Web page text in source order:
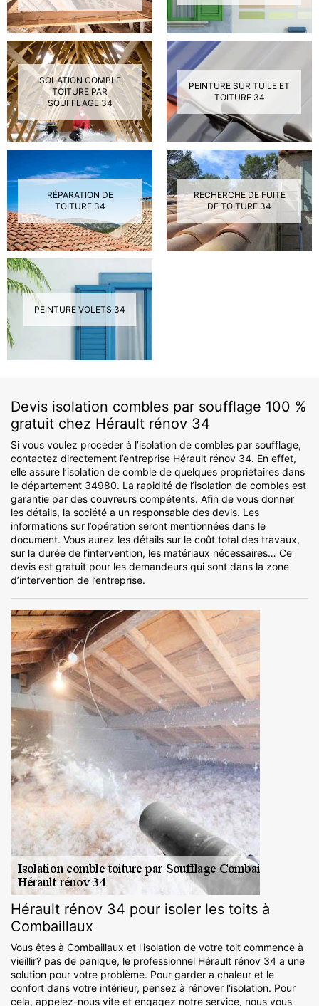
ISOLATION COMBLE,
TOITURE PAR
SOUFFLAGE 34
PEINTURE SUR TUILE ET
TOITURE 34
RÉPARATION DE
TOITURE 34
RECHERCHE DE FUITE
DE TOITURE 34
PEINTURE VOLETS 34
Devis isolation combles par soufflage 100 %
gratuit chez Hérault rénov 34
Si vous voulez procéder à l’isolation de combles par soufflage,
contactez directement l’entreprise Hérault rénov 34. En effet,
elle assure l’isolation de comble de quelques propriétaires dans
le département 34980. La rapidité de l’isolation de combles est
garantie par des couvreurs compétents. Afin de vous donner
les détails, la société a un responsable des devis. Les
informations sur l’opération seront mentionnées dans le
document. Vous aurez les détails sur le coût total des travaux,
sur la durée de l’intervention, les matériaux nécessaires… Ce
devis est gratuit pour les demandeurs qui sont dans la zone
d’intervention de l’entreprise.
Hérault rénov 34 pour isoler les toits à
Combaillaux
Vous êtes à Combaillaux et l'isolation de votre toit commence à
vieillir? pas de panique, le professionnel Hérault rénov 34 a une
solution pour votre problème. Pour garder a chaleur et le
confort dans votre intérieur, pensez à rénover l'isolation. Pour
cela, appelez-nous vite et engagez notre service, nous vous